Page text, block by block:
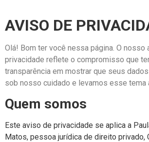
AVISO DE
Olá! Bom ter você nessa página. O nosso
privacidade reflete o compromisso que
transparência em mostrar que seus
sob nosso cuidado e levamos esse tema
Quem somos
Este aviso de privacidade se aplica a
Matos, pessoa jurídica de direito privado,